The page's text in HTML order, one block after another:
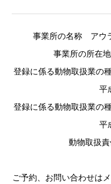
事業所の名称 アウ
事業所の所在
登録に係る動物取扱業
平
登録に係る動物取扱業
平
動物取扱
ご予約、お問い合わせは